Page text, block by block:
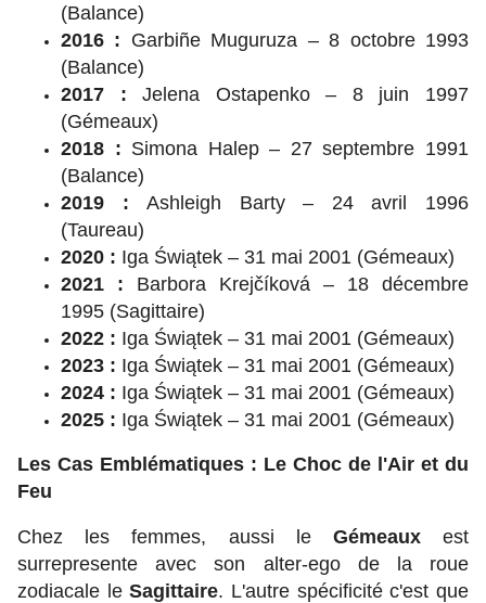
(Balance)
2016 : Garbiñe Muguruza – 8 octobre 1993
(Balance)
2017 : Jelena Ostapenko – 8 juin 1997
(Gémeaux)
2018 : Simona Halep – 27 septembre 1991
(Balance)
2019 : Ashleigh Barty – 24 avril 1996
(Taureau)
2020 : Iga Świątek – 31 mai 2001 (Gémeaux)
2021 : Barbora Krejčíková – 18 décembre
1995 (Sagittaire)
2022 : Iga Świątek – 31 mai 2001 (Gémeaux)
2023 : Iga Świątek – 31 mai 2001 (Gémeaux)
2024 : Iga Świątek – 31 mai 2001 (Gémeaux)
2025 : Iga Świątek – 31 mai 2001 (Gémeaux)
Les Cas Emblématiques : Le Choc de l'Air et du
Feu
Chez les femmes, aussi le Gémeauxest
surrepresente avec son alter-ego de la roue
zodiacale leSagittaire. L'autre spécificité c'est que